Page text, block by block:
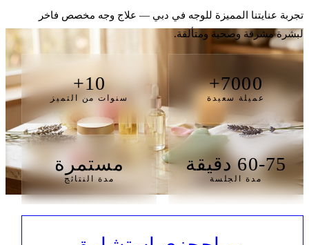
تجربة عنايتنا المميزة للوجه في دبي — علاج وجه مخصص فاخر
لبشرة مشرقة وصحية ومتألقة.
7000+
عميلة سعيدة
10+
سنوات من التميز
60-75 دقيقة
مدة الجلسة
مستمرة
مدة النتائج